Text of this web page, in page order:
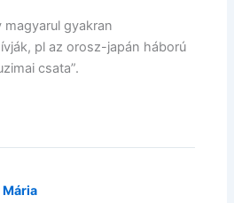
magyarul gyakran
pl az orosz-japán háború
csata”.
Mária